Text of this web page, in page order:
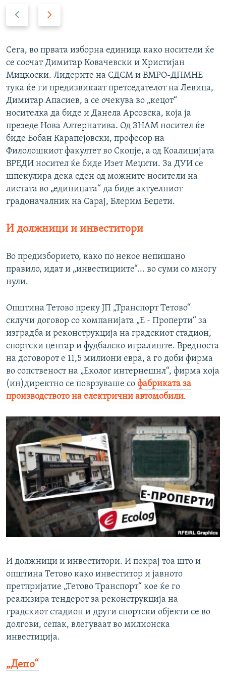
v
i
o
u
s
s
l
i
d
e
t
s
l
i
d
e
Сега, во првата изборна единица како носители ќе
се соочат Димитар Ковачевски и Христијан
Мицкоски. Лидерите на СДСМ и ВМРО-ДПМНЕ
тука ќе ги предизвикаат претседателот на Левица,
Димитар Апасиев, а се очекува во „кецот“
носителка да биде и Данела Арсовска, која ја
презеде Нова Алтернатива. Од ЗНАМ носител ќе
биде Бобан Карапејовски, професор на
Филолошкиот факултет во Скопје, а од Коалицијата
ВРЕДИ носител ќе биде Изет Меџити. За ДУИ се
шпекулира дека еден од можните носители на
листата во „единицата“ да биде актуелниот
градоначалник на Сарај, Блерим Беџети.
И должници и инвеститори
Во предизборието, како по некое непишано
правило, идат и „инвестициите“... во суми со многу
нули.
Oпштина Тетово преку ЈП „Транспорт Тетово“
склучи договор со компанијата „Е - Проперти“ за
изградба и реконструкција на градскиот стадион,
спортски центар и фудбалско игралиште. Вредноста
на договорот е 11,5 милиони евра, а го доби фирма
во сопственост на „Еколог интернешнл“, фирма која
(ин)директно се поврзуваше со фабриката за
производството на електрични автомобили.
И должници и инвеститори. И покрај тоа што и
општина Тетово како инвеститор и јавното
претпријатие „Тетово Транспорт“ кое ќе го
реализира тендерот за реконструкција на
градскиот стадион и други спортски објекти се во
долгови, сепак, влегуваат во милионска
инвестиција.
„Депо“